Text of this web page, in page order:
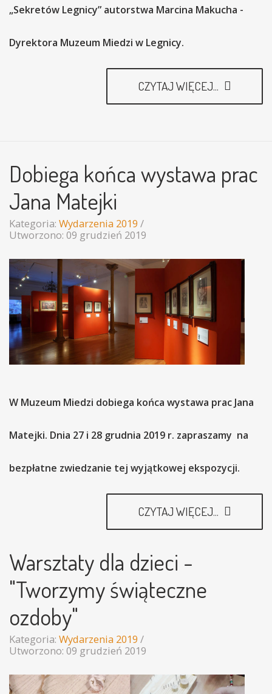
„Sekretów Legnicy” autorstwa Marcina Makucha -
Dyrektora Muzeum Miedzi w Legnicy.
CZYTAJ WIĘCEJ...
Dobiega końca wystawa prac
Jana Matejki
Kategoria: Wydarzenia 2019
Utworzono: 09 grudzień 2019
W Muzeum Miedzi dobiega końca wystawa prac Jana
Matejki. Dnia 27 i 28 grudnia 2019 r. zapraszamy na
bezpłatne zwiedzanie tej wyjątkowej ekspozycji.
CZYTAJ WIĘCEJ...
Warsztaty dla dzieci -
"Tworzymy świąteczne
ozdoby"
Kategoria: Wydarzenia 2019
Utworzono: 09 grudzień 2019